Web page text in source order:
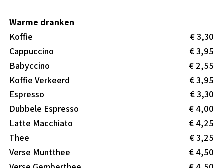
Warme dranken
Koffie
€ 3,30
Cappuccino
€ 3,95
Babyccino
€ 2,55
Koffie Verkeerd
€ 3,95
Espresso
€ 3,30
Dubbele Espresso
€ 4,00
Latte Macchiato
€ 4,25
Thee
€ 3,25
Verse Muntthee
€ 4,50